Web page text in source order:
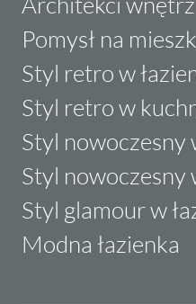
Pomysł na
Styl retro w
Styl retro w
Styl nowoczesny
Styl nowoczesny
Styl glamour w
Modna łazienka